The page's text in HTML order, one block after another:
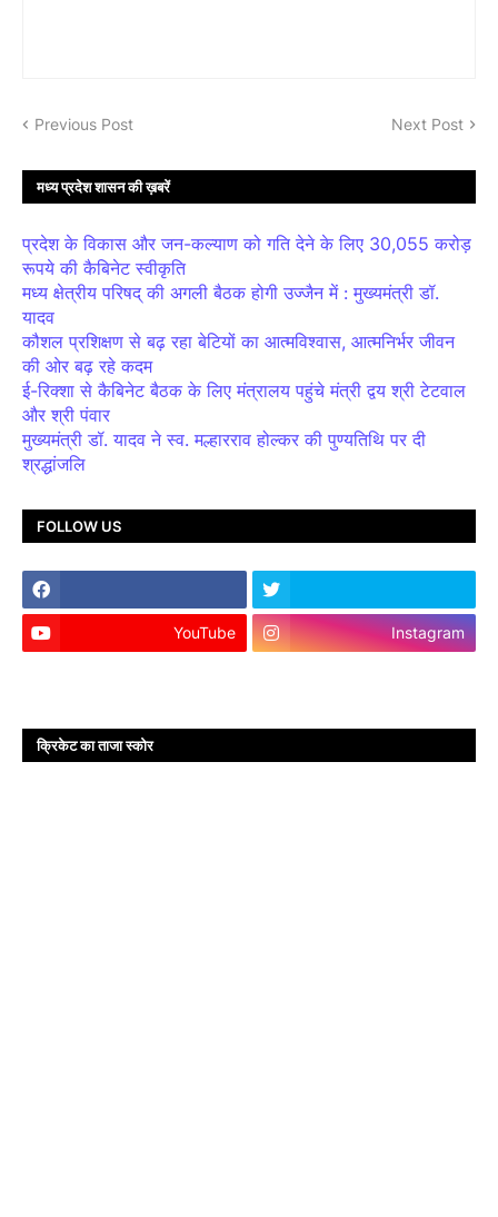
Previous Post Next Post
मध्य प्रदेश शासन की ख़बरें
प्रदेश के विकास और जन-कल्याण को गति देने के लिए 30,055 करोड़
रूपये की कैबिनेट स्वीकृति
मध्य क्षेत्रीय परिषद् की अगली बैठक होगी उज्जैन में : मुख्यमंत्री डॉ.
यादव
कौशल प्रशिक्षण से बढ़ रहा बेटियों का आत्मविश्वास, आत्मनिर्भर जीवन
की ओर बढ़ रहे कदम
ई-रिक्शा से कैबिनेट बैठक के लिए मंत्रालय पहुंचे मंत्री द्वय श्री टेटवाल
और श्री पंवार
मुख्यमंत्री डॉ. यादव ने स्व. मल्हारराव होल्कर की पुण्यतिथि पर दी
श्रद्धांजलि
FOLLOW US
YouTube Instagram
क्रिकेट का ताजा स्कोर